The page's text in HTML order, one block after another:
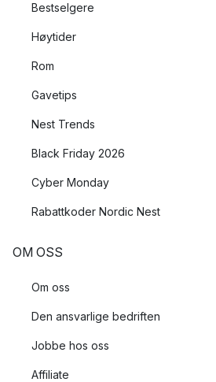
Bestselgere
Høytider
Rom
Gavetips
Nest Trends
Black Friday 2026
Cyber Monday
Rabattkoder Nordic Nest
OM OSS
Om oss
Den ansvarlige bedriften
Jobbe hos oss
Affiliate